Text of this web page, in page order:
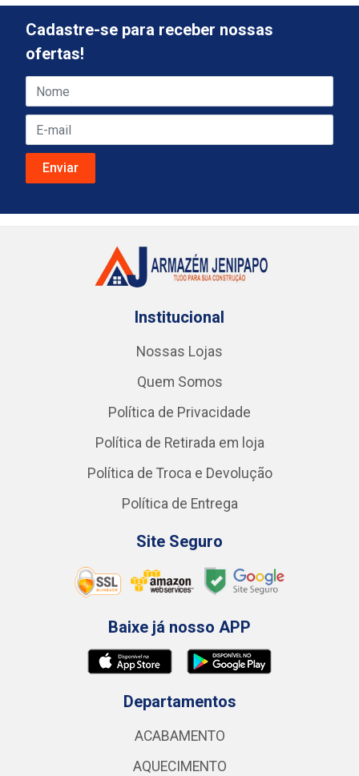
Cadastre-se para receber nossas
ofertas!
Institucional
Nossas Lojas
Quem Somos
Política de Privacidade
Política de Retirada em loja
Política de Troca e Devolução
Política de Entrega
Site Seguro
Baixe já nosso APP
Departamentos
ACABAMENTO
AQUECIMENTO